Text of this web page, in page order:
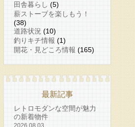
田舎暮らし (5)
薪ストーブを楽しもう！
(38)
道路状況 (10)
釣りキチ情報 (1)
開花・見どころ情報 (165)
最新記事
レトロモダンな空間が魅力
の新着物件
2026.08.03